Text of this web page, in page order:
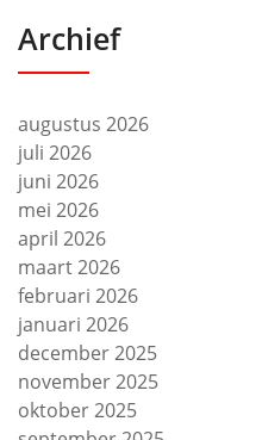
Archief
augustus 2026
juli 2026
juni 2026
mei 2026
april 2026
maart 2026
februari 2026
januari 2026
december 2025
november 2025
oktober 2025